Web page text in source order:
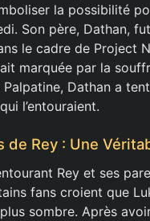
la possibilité
Son père, Dathan,
le cadre de Project
marquée par la
Palpatine, Dathan a
l’entouraient.
de Rey : Une
Rey et ses
fans croient que
sombre. Après